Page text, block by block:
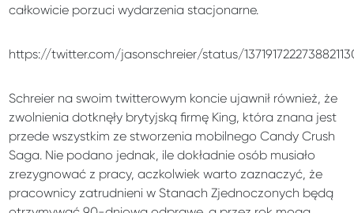
całkowicie porzuci wydarzenia stacjonarne.
https://twitter.com/jasonschreier/status/
Schreier na swoim twitterowym koncie ujawnił również, że
zwolnienia dotknęły brytyjską firmę King, która znana jest
przede wszystkim ze stworzenia mobilnego Candy Crush
Saga. Nie podano jednak, ile dokładnie osób musiało
zrezygnować z pracy, aczkolwiek warto zaznaczyć, że
pracownicy zatrudnieni w Stanach Zjednoczonych będą